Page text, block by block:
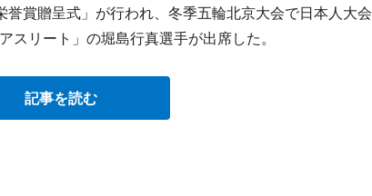
賞贈呈式」が行われ、冬季五輪北京大会で日本人大会
リート」の堀島行真選手が出席した。
記事を読む